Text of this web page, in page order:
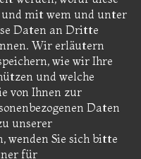
mit wem und unter
Daten an Dritte
Wir erläutern
wie wir Ihre
und welche
von Ihnen zur
Daten
unserer
wenden Sie sich bitte
für